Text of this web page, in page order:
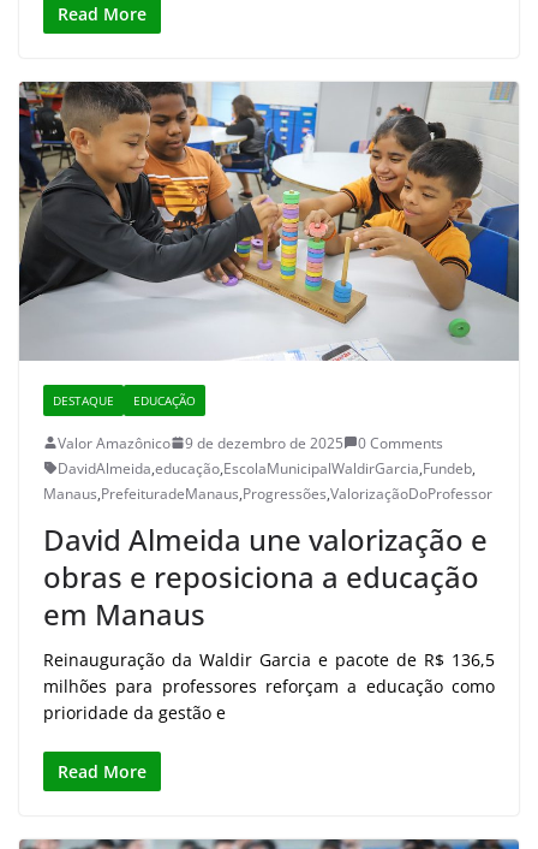
Read More
DESTAQUE EDUCAÇÃO
Valor Amazônico 9 de dezembro de 2025
0 Comments
DavidAlmeida,educação,EscolaMunicipalWaldirGarcia,Fundeb,
Manaus,PrefeituradeManaus,Progressões,ValorizaçãoDoProfessor
David Almeida une valorização e
obras e reposiciona a educação
em Manaus
Reinauguração da Waldir Garcia e pacote de R$ 136,5
milhões para professores reforçam a educação como
prioridade da gestão e
Read More